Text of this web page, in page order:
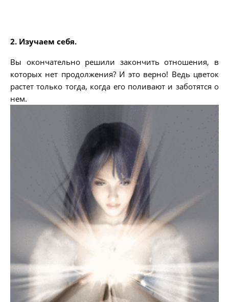
2. Изучаем себя.
Вы окончательно решили закончить отношения, в
которых нет продолжения? И это верно! Ведь цветок
растет только тогда, когда его поливают и заботятся о
нем.